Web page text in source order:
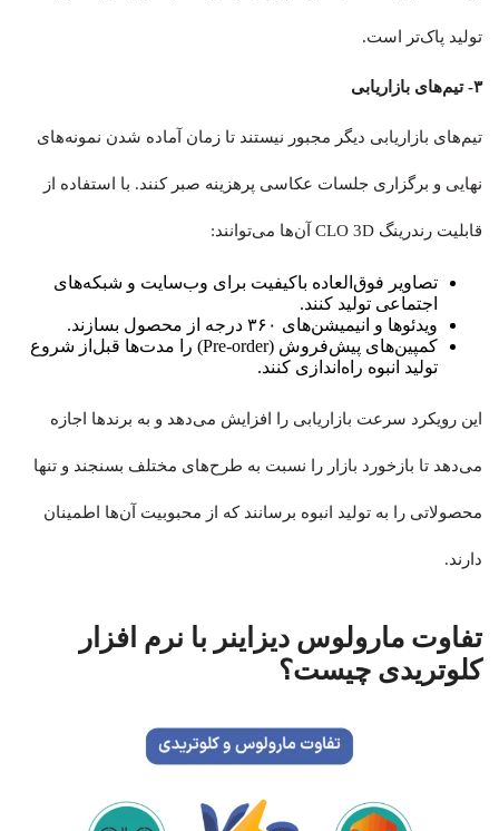
تولید پاک‌تر است.
۳- تیم‌های بازاریابی
تیم‌های بازاریابی دیگر مجبور نیستند تا زمان آماده شدن نمونه‌های
نهایی و برگزاری جلسات عکاسی پرهزینه صبر کنند. با استفاده از
قابلیت رندرینگ CLO 3D آن‌ها می‌توانند:
تصاویر فوق‌العاده باکیفیت برای وب‌سایت و شبکه‌های
اجتماعی تولید کنند.
ویدئوها و انیمیشن‌های ۳۶۰ درجه از محصول بسازند.
کمپین‌های پیش‌فروش (Pre-order) را مدت‌ها قبل‌از شروع
تولید انبوه راه‌اندازی کنند.
این رویکرد سرعت بازاریابی را افزایش می‌دهد و به برندها اجازه
می‌دهد تا بازخورد بازار را نسبت به طرح‌های مختلف بسنجند و تنها
محصولاتی را به تولید انبوه برسانند که از محبوبیت آن‌ها اطمینان
دارند.
تفاوت مارولوس دیزاینر با نرم افزار
کلوتریدی چیست؟